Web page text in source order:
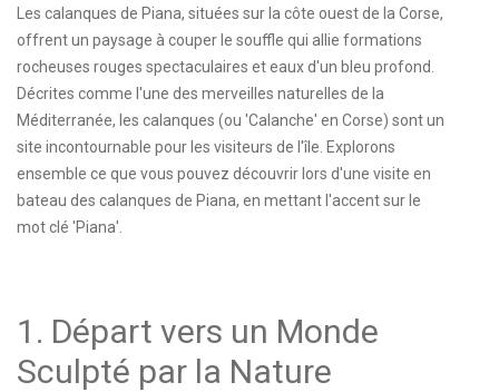
Les calanques de Piana, situées sur la côte ouest de la Corse,
offrent un paysage à couper le souffle qui allie formations
rocheuses rouges spectaculaires et eaux d'un bleu profond.
Décrites comme l'une des merveilles naturelles de la
Méditerranée, les calanques (ou 'Calanche' en Corse) sont un
site incontournable pour les visiteurs de l'île. Explorons
ensemble ce que vous pouvez découvrir lors d'une visite en
bateau des calanques de Piana, en mettant l'accent sur le
mot clé 'Piana'.
1. Départ vers un Monde
Sculpté par la Nature